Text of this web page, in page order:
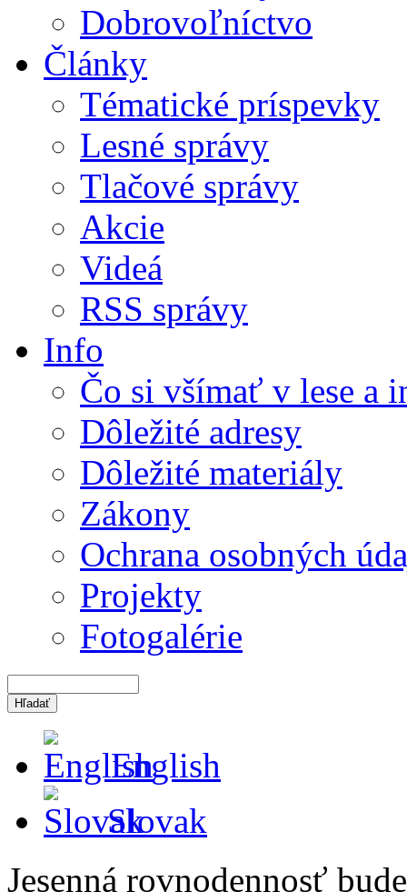
Dobrovoľníctvo
Články
Tématické príspevky
Lesné správy
Tlačové správy
Akcie
Videá
RSS správy
Info
Čo si všímať v lese a
Dôležité adresy
Dôležité materiály
Zákony
Ochrana osobných
Projekty
Fotogalérie
English
Slovak
Jesenná rovnodennosť